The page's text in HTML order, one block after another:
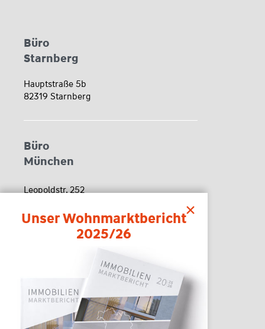
Büro
Starnberg
Hauptstraße 5b
82319 Starnberg
Büro
München
Leopoldstr. 252
Kontakt
Tel. 08191 648300
Unser Wohnmarktbericht
2025/26